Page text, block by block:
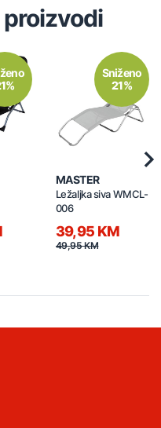
Sniženo
21%
MASTER
Ležaljka siva WMCL-
006
39,95 KM
49,95 KM